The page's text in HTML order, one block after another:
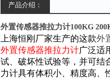
产品介绍：
外置传感器推拉力计100KG
上海恒刚厂家生产的这款外
外置传感器推拉力计广泛适
试、破坏性试验等，并可结
力计具有体积小、精度高、